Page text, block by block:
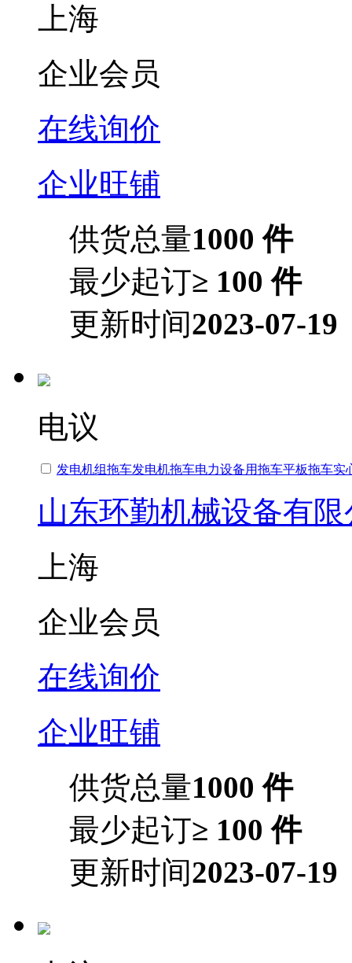
上海
企业会员
在线询价
企业旺铺
供货总量1000 件
最少起订≥ 100 件
更新时间2023-07-19
电议
发电机组拖车发电机拖车电力设备用拖车平板拖车实
山东环勤机械设备有
上海
企业会员
在线询价
企业旺铺
供货总量1000 件
最少起订≥ 100 件
更新时间2023-07-19